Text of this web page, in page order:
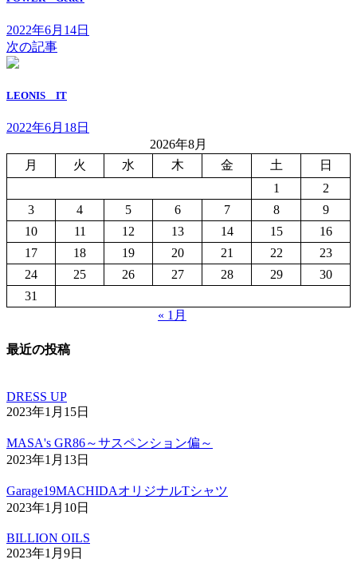
2022年6月14日
次の記事
LEONIS IT
2022年6月18日
2026年8月
月
火 水 木 金 土
日
1
2
3
4 5 6 7 8
9
10
11 12 13 14 15
16
17
18 19 20 21 22
23
24
25 26 27 28 29
30
31
« 1月
最近の投稿
DRESS UP
2023年1月15日
MASA's GR86～サスペンション偏～
2023年1月13日
Garage19MACHIDAオリジナルTシャツ
2023年1月10日
BILLION OILS
2023年1月9日